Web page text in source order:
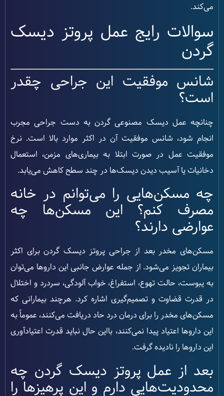
می‌کند.
سوالات رایج عمل پروتز دیسک
گردن
شانس موفقیت این جراحی چقدر
است؟
چنانچه عمل دیسک مصنوعی گردن به دست جراحی مجرب
انجام شود، شانس موفقیت آن در اکثر موارد بالا است. نرخ
موفقیت عمل در صورت ابتلا به بیماری‌های مزمن، استعمال
دخانیات یا آسیب دیدن دیسک‌ها در چند سطح کاهش می‌یابد.
چه مسکن‌هایی را می‌توانم در خانه
مصرف کنم؟ این مسکن‌ها چه
عوارضی دارند؟
مسکن‌های مخدر بعد از جراحی پروتز دیسک گردن برای اکثر
بیماران تجویز می‌شود. از جمله عوارض جانبی این داروها می‌توان
به یبوست، حالت تهوع، استفراغ، خواب آلودگی، سردرد و اختلال
در قدرت قضاوت و تصمیم‌گیری اشاره کرد. هرچند بیمارانی که
مسکن‌های مخدر را برای درمان درد حاد دریافت می‌کنند، عموماً به
این داروها اعتیاد پیدا نمی‌کنند، بااین حال نباید قدرت اعتیادآوری
این داروها را نادیده گرفت.
بعد از عمل پروتز دیسک گردن چه
محدودیت‌هایی دارم و این پرهیزها را